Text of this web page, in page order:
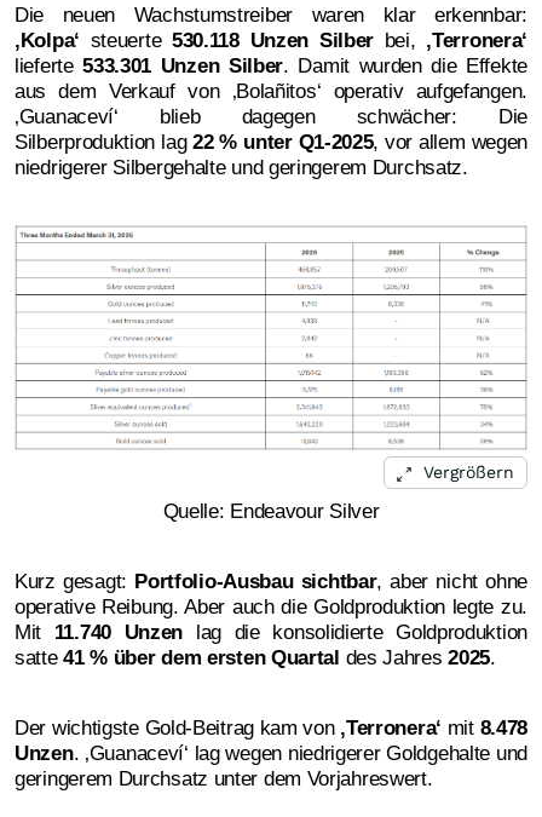
Die neuen Wachstumstreiber waren klar erkennbar:
‚Kolpa‘ steuerte 530.118 Unzen Silber bei, ‚Terronera‘
lieferte533.301 Unzen Silber. Damit wurden die Effekte
aus dem Verkauf von ‚Bolañitos‘ operativ aufgefangen.
‚Guanaceví‘ blieb dagegen schwächer: Die
Silberproduktion lag22 % unter Q1-2025, vor allem wegen
niedrigerer Silbergehalte und geringerem Durchsatz.
Vergrößern
Quelle: Endeavour Silver
Kurz gesagt: Portfolio-Ausbau sichtbar, aber nicht ohne
operative Reibung. Aber auch die Goldproduktion legte zu.
Mit 11.740 Unzen lag die konsolidierte Goldproduktion
satte41 % über dem ersten Quartal des Jahres2025.
Der wichtigste Gold-Beitrag kam von ‚Terronera‘ mit 8.478
Unzen. ‚Guanaceví‘ lag wegen niedrigerer Goldgehalte und
geringerem Durchsatz unter dem Vorjahreswert.